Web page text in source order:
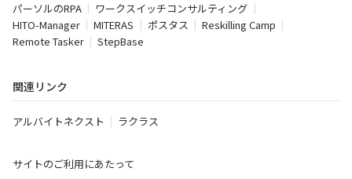
パーソルのRPA
ワークスイッチコンサルティング
HITO-Manager
MITERAS ポスタス
Reskilling Camp
Remote Tasker
StepBase
関連リンク
アルバイトネクスト ラクラス
サイトのご利用にあたって